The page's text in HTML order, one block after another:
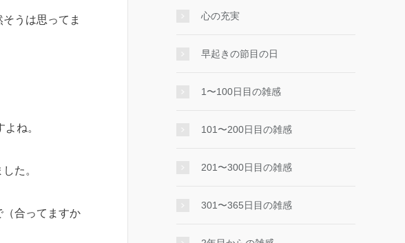
うは思ってま
ね。
た。
合ってますか
心の充実
早起きの節目の日
1〜100日目の雑感
101〜200日目の雑感
201〜300日目の雑感
301〜365日目の雑感